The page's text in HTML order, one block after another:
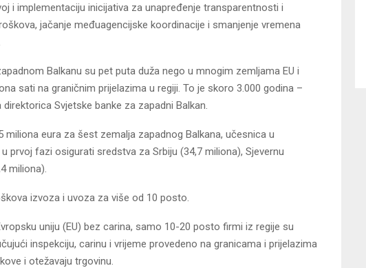
i implementaciju inicijativa za unapređenje transparentnosti i
jačanje međuagencijske koordinacije i smanjenje vremena
Balkanu su pet puta duža nego u mnogim zemljama EU i
sati na graničnim prijelazima u regiji. To je skoro 3.000 godina –
Svjetske banke za zapadni Balkan.
miliona eura za šest zemalja zapadnog Balkana, učesnica u
prvoj fazi osigurati sredstva za Srbiju (34,7 miliona), Sjevernu
miliona).
izvoza i uvoza za više od 10 posto.
uniju (EU) bez carina, samo 10-20 posto firmi iz regije su
inspekciju, carinu i vrijeme provedeno na granicama i prijelazima
i otežavaju trgovinu.